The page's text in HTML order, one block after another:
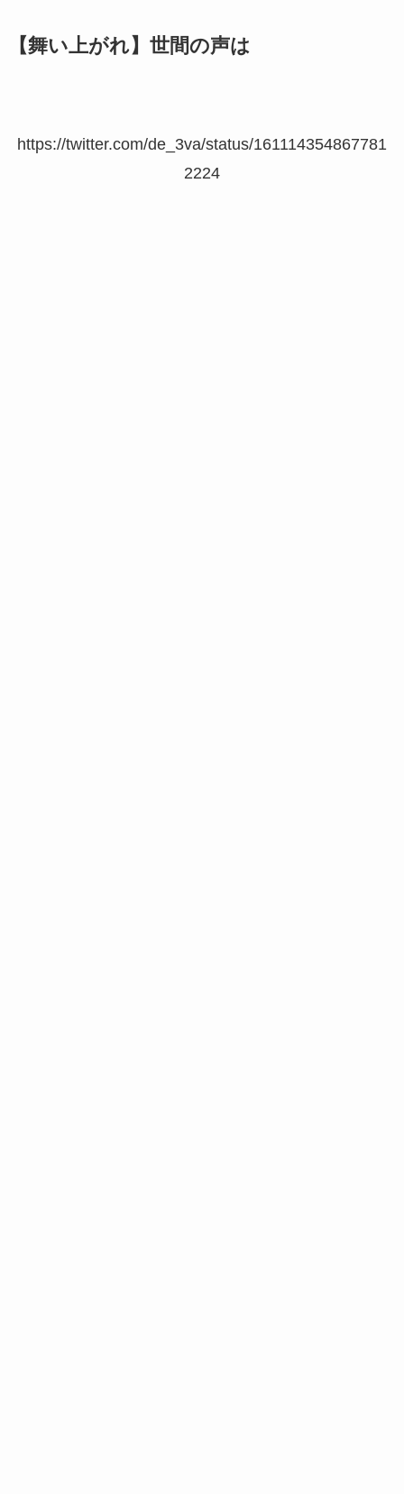
【舞い上がれ】世間の声は
https://twitter.com/de_3va/status/161114354867781
2224